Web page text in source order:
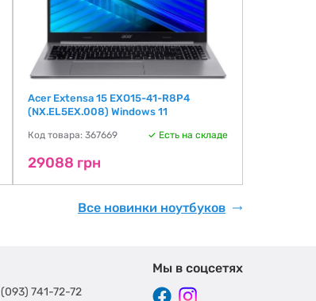
Acer Extensa 15 EXO15-41-R8P4
(NX.EL5EX.008) Windows 11
Код товара: 367669 Есть на складе
29088 грн
Все новинки ноутбуков
(093) 741-72-72
Мы в соцсетях